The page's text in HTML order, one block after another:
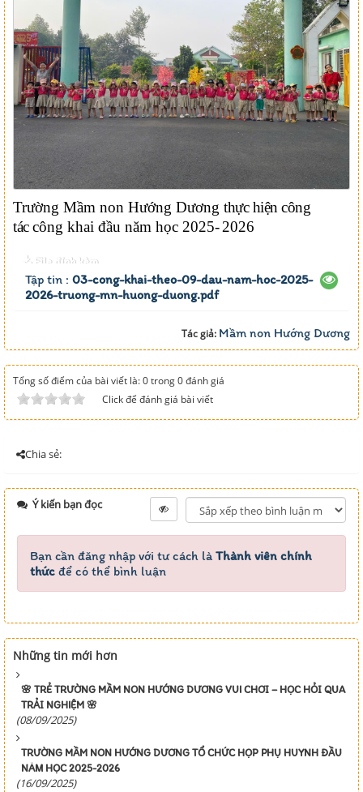
Trường Mầm non Hướng Dương thực hiện công
táccông khai đầu năm học 2025-2026
File đính kèm
Tập tin : 03-cong-khai-theo-09-dau-nam-hoc-2025-
2026-truong-mn-huong-duong.pdf
Tác giả: Mầm non Hướng Dương
Tổng số điểm của bài viết là: 0 trong 0 đánh giá
Click để đánh giá bài viết
Chia sẻ:
Ý kiến bạn đọc
Bạn cần đăng nhập với tư cách là Thành viên chính
thức để có thể bình luận
Những tin mới hơn
🌸 TRẺ TRƯỜNG MẦM NON HƯỚNG DƯƠNG VUI CHƠI – HỌC HỎI QUA
TRẢI NGHIỆM 🌸
(08/09/2025)
TRƯỜNG MẦM NON HƯỚNG DƯƠNG TỔ CHỨC HỌP PHỤ HUYNH ĐẦU
NĂM HỌC 2025-2026
(16/09/2025)